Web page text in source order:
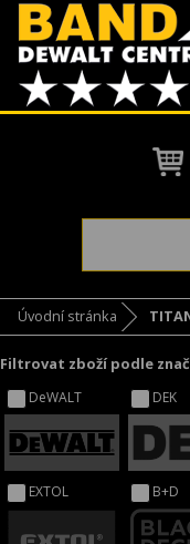
Úvodní stránka
Filtrovat zboží podle
DeWALT DEK
EXTOL B+D